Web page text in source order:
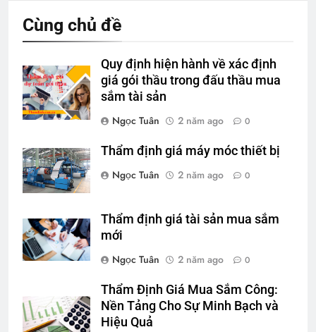
Cùng chủ đề
Quy định hiện hành về xác định
giá gói thầu trong đấu thầu mua
sắm tài sản
Ngọc Tuân
2 năm ago 0
Thẩm định giá máy móc thiết bị
Ngọc Tuân
2 năm ago 0
Thẩm định giá tài sản mua sắm
mới
Ngọc Tuân
2 năm ago 0
Thẩm Định Giá Mua Sắm Công:
Nền Tảng Cho Sự Minh Bạch và
Hiệu Quả